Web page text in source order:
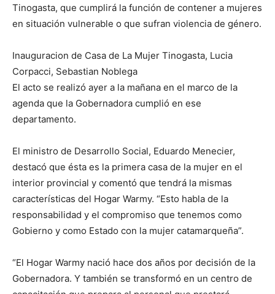
Tinogasta, que cumplirá la función de contener a mujeres
en situación vulnerable o que sufran violencia de género.
Inauguracion de Casa de La Mujer Tinogasta, Lucia
Corpacci, Sebastian Noblega
El acto se realizó ayer a la mañana en el marco de la
agenda que la Gobernadora cumplió en ese
departamento.
El ministro de Desarrollo Social, Eduardo Menecier,
destacó que ésta es la primera casa de la mujer en el
interior provincial y comentó que tendrá la mismas
características del Hogar Warmy. “Esto habla de la
responsabilidad y el compromiso que tenemos como
Gobierno y como Estado con la mujer catamarqueña”.
“El Hogar Warmy nació hace dos años por decisión de la
Gobernadora. Y también se transformó en un centro de